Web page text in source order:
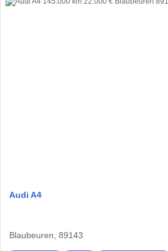
Audi A4
Blaubeuren, 89143